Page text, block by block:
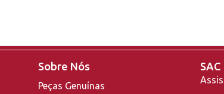
Sobre Nós
Peças Genuínas
SAC